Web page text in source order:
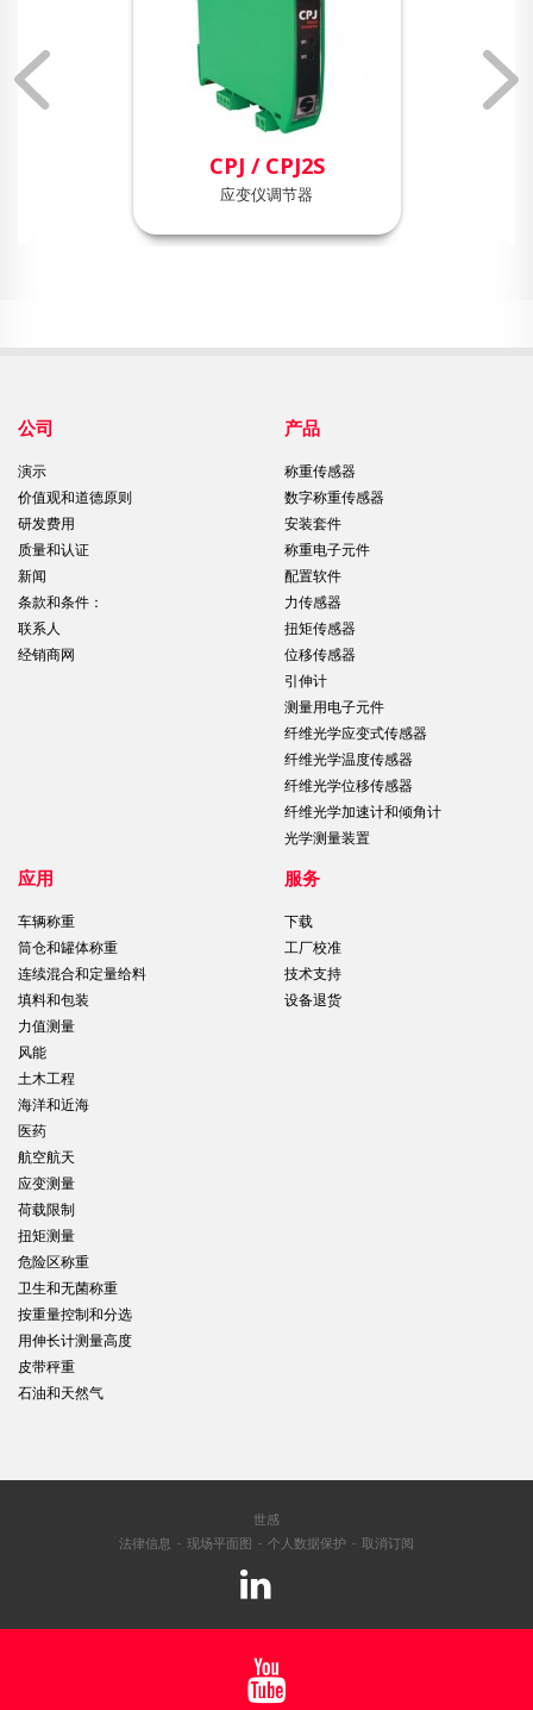
CPJ / CPJ2S
应变仪调节器
公司
演示
价值观和道德原则
研发费用
质量和认证
新闻
条款和条件：
联系人
经销商网
产品
称重传感器
数字称重传感器
安装套件
称重电子元件
配置软件
力传感器
扭矩传感器
位移传感器
引伸计
测量用电子元件
纤维光学应变式传感器
纤维光学温度传感器
纤维光学位移传感器
纤维光学加速计和倾角计
光学测量装置
应用
车辆称重
筒仓和罐体称重
连续混合和定量给料
填料和包装
力值测量
风能
土木工程
海洋和近海
医药
航空航天
应变测量
荷载限制
扭矩测量
危险区称重
卫生和无菌称重
按重量控制和分选
用伸长计测量高度
皮带秤重
石油和天然气
服务
下载
工厂校准
技术支持
设备退货
世感
法律信息
现场平面图 个人数据保护 取消订阅